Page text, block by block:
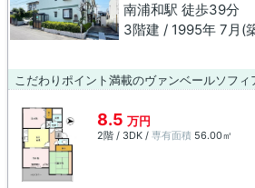
南浦和駅 徒歩39分
3階建 / 1995年 7月(
8.5 万円
2階 / 3DK / 専有面積 56.00㎡